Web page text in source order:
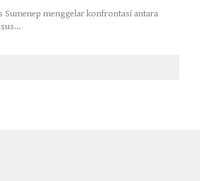
Sumenep menggelar konfrontasi antara